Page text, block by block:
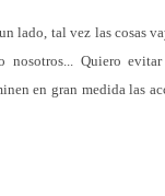
lado, tal vez las cosas
Quiero
en gran medida las